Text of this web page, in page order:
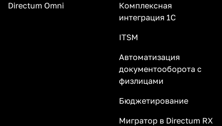
Directum Omni
Комплексная
интеграция 1С
ITSM
Автоматизация
документооборота с
физлицами
Бюджетирование
Мигратор в Directum RX